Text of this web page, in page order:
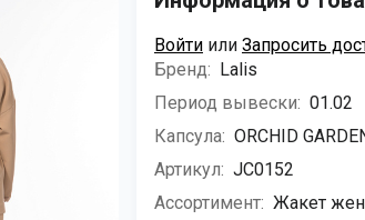
Войти или Запросить
Бренд: Lalis
Период вывески: 01.02
Капсула: ORCHID
Артикул: JC0152
Ассортимент: Жакет